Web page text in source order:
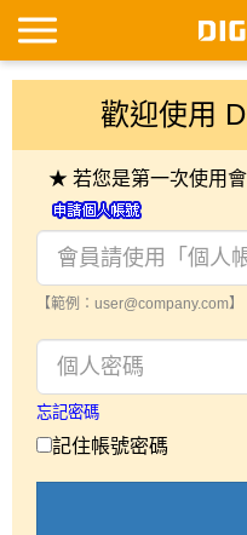
歡迎使用
★ 若您是第一次使用
【範例：user@company.com】
忘記密碼
記住帳號密碼